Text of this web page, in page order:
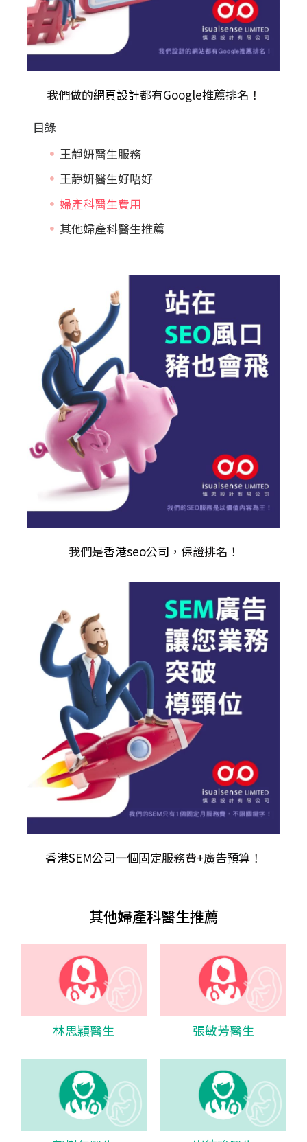
我們做的網頁設計都有Google推薦排名！
目錄
王靜妍醫生服務
王靜妍醫生好唔好
婦產科醫生費用
其他婦產科醫生推薦
我們是香港seo公司 ，保證排名！
香港SEM公司一個固定服務費+廣告預算！
其他婦產科醫生推薦
林思穎醫生 張敏芳醫生